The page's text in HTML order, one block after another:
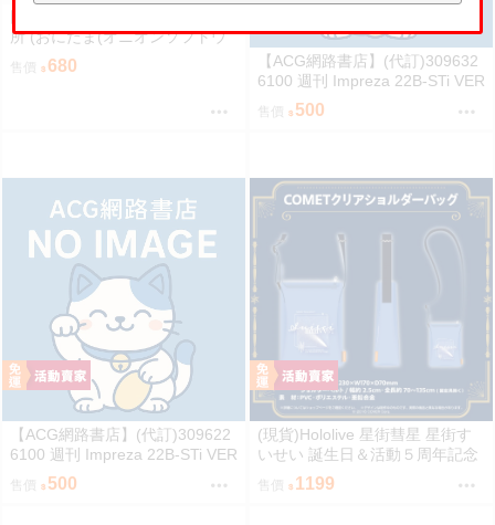
所 (おにたま(オニオンソフトウ
ェア))]昭和のカオスなゲームセ
ンター PART 2 (其他)
680
【ACG網路書店】(代訂)309632
6100 週刊 Impreza 22B-STi VER
SION をつくる (10)
500
【ACG網路書店】(代訂)309622
6100 週刊 Impreza 22B-STi VER
SION をつくる (9)
售價 500
(現貨)Hololive 星街彗星 星街す
いせい 誕生日＆活動５周年記念
COMET透明側背包 單肩背包
售價 1199